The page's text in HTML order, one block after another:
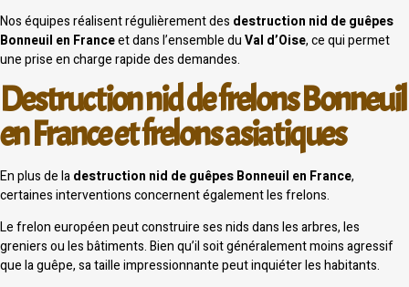
Nos équipes réalisent régulièrement des destruction nid de guêpes
Bonneuil en Franceet dans l’ensemble duVal d’Oise, ce qui permet
une prise en charge rapide des demandes.
Destruction nid de frelons Bonneuil
en France et frelons asiatiques
En plus de ladestruction nid de guêpes Bonneuil en France,
certaines interventions concernent également les frelons.
Le frelon européen peut construire ses nids dans les arbres, les
greniers ou les bâtiments. Bien qu’il soit généralement moins agressif
que la guêpe, sa taille impressionnante peut inquiéter les habitants.